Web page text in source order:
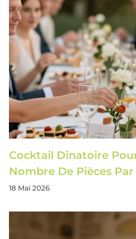
Cocktail Dînatoire
Nombre De Pièces
18 Mai 2026